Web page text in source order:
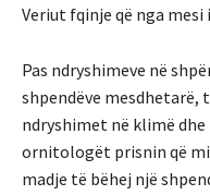
Veriut fqinje që nga mesi
Pas ndryshimeve në
shpendëve mesdhetarë,
ndryshimet në klimë
ornitologët prisnin që
madje të bëhej një